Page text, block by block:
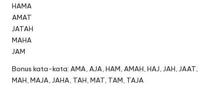
HAMA
AMAT
JATAH
MAHA
JAM
Bonus kata-kata: AMA, AJA, HAM, AMAH, HAJ, JAH, JAAT,
MAH, MAJA, JAHA, TAH, MAT, TAM, TAJA